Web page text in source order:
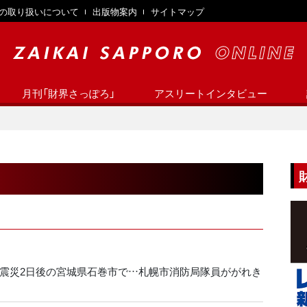
取り扱いについて 出版物案内 サイトマップ
月刊「財界さっぽろ」 アスリートインタビュー
災2日後の宮城県石巻市で…札幌市消防局隊員ががれき